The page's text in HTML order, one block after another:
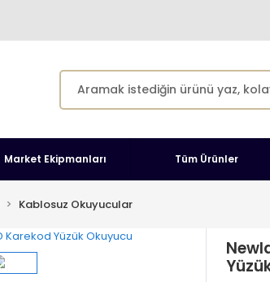
Market Ekipmanları Tüm Ürünler
Kablosuz Okuyucular